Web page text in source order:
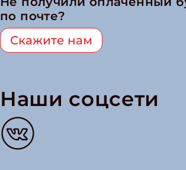
по почте?
Скажите нам
Наши соцсети